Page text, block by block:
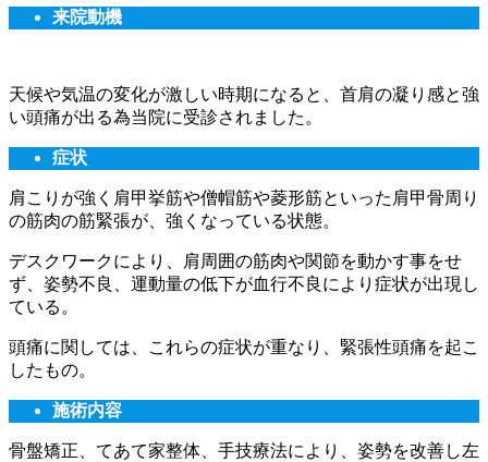
来院動機
天候や気温の変化が激しい時期になると、首肩の凝り感と強
い頭痛が出る為当院に受診されました。
症状
肩こりが強く肩甲挙筋や僧帽筋や菱形筋といった肩甲骨周り
の筋肉の筋緊張が、強くなっている状態。
デスクワークにより、肩周囲の筋肉や関節を動かす事をせ
ず、姿勢不良、運動量の低下が血行不良により症状が出現し
ている。
頭痛に関しては、これらの症状が重なり、緊張性頭痛を起こ
したもの。
施術内容
骨盤矯正、てあて家整体、手技療法により、姿勢を改善し左